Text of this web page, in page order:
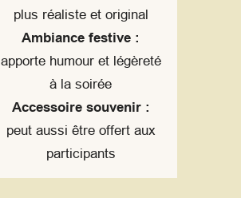
plus réaliste et original
Ambiance festive :
apporte humour et légèreté
à la soirée
Accessoire souvenir :
peut aussi être offert aux
participants